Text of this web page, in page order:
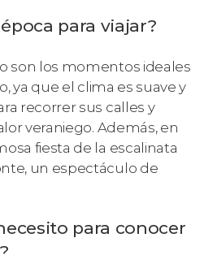
para viajar?
son los momentos ideales
ya que el clima es suave y
recorrer sus calles y
veraniego. Además, en
fiesta de la escalinata
un espectáculo de
para conocer